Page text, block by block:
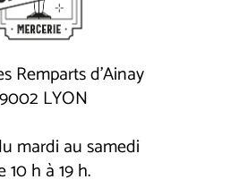
Remparts d'Ainay
LYON
mardi au samedi
10 h à 19 h.